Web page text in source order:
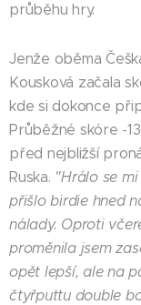
průběhu hry.
Jenže oběma
Kousková začala
kde si dokonce
Průběžné skóre -
před nejbližší
Ruska. "Hrálo se
přišlo birdie hned
nálady. Oproti
proměnila jsem
opět lepší, ale na
čtyřputtu double